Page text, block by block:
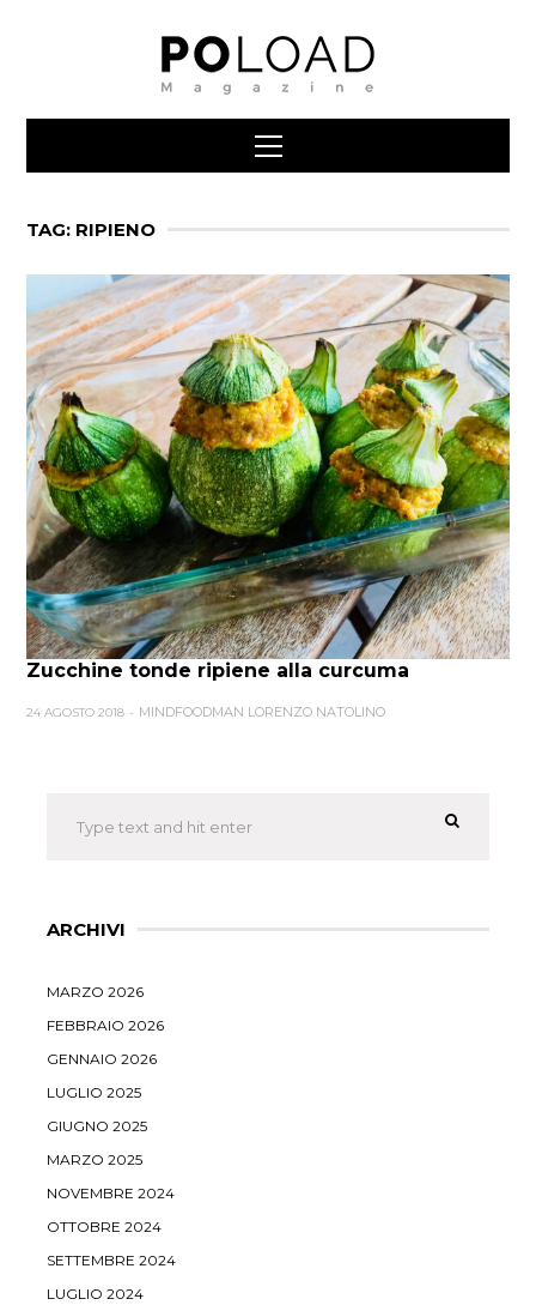
TAG: RIPIENO
Zucchine tonde ripiene alla curcuma
24 AGOSTO 2018 MINDFOODMAN LORENZO NATOLINO
ARCHIVI
MARZO 2026
FEBBRAIO 2026
GENNAIO 2026
LUGLIO 2025
GIUGNO 2025
MARZO 2025
NOVEMBRE 2024
OTTOBRE 2024
SETTEMBRE 2024
LUGLIO 2024